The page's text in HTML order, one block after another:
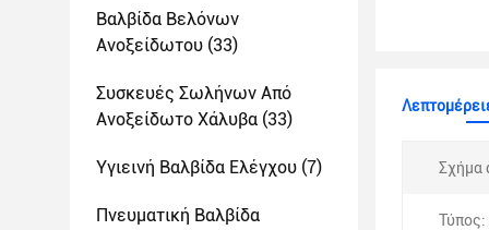
Βαλβίδα Βελόνων
Ανοξείδωτου (33)
Συσκευές Σωλήνων Από
Ανοξείδωτο Χάλυβα (33)
Υγιεινή Βαλβίδα Ελέγχου (7)
Πνευματική Βαλβίδα
Σχήμα
Τύπος: